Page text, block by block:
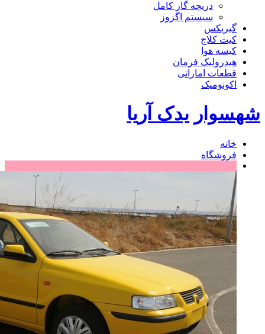
دریچه گاز کامل
سیستم اگزوز
گیربکس
کیت کلاج
کیسه هوا
هیدرولیک فرمان
قطعات اماراتی
اکونومیک
شهسوار یدک آریا
خانه
فروشگاه